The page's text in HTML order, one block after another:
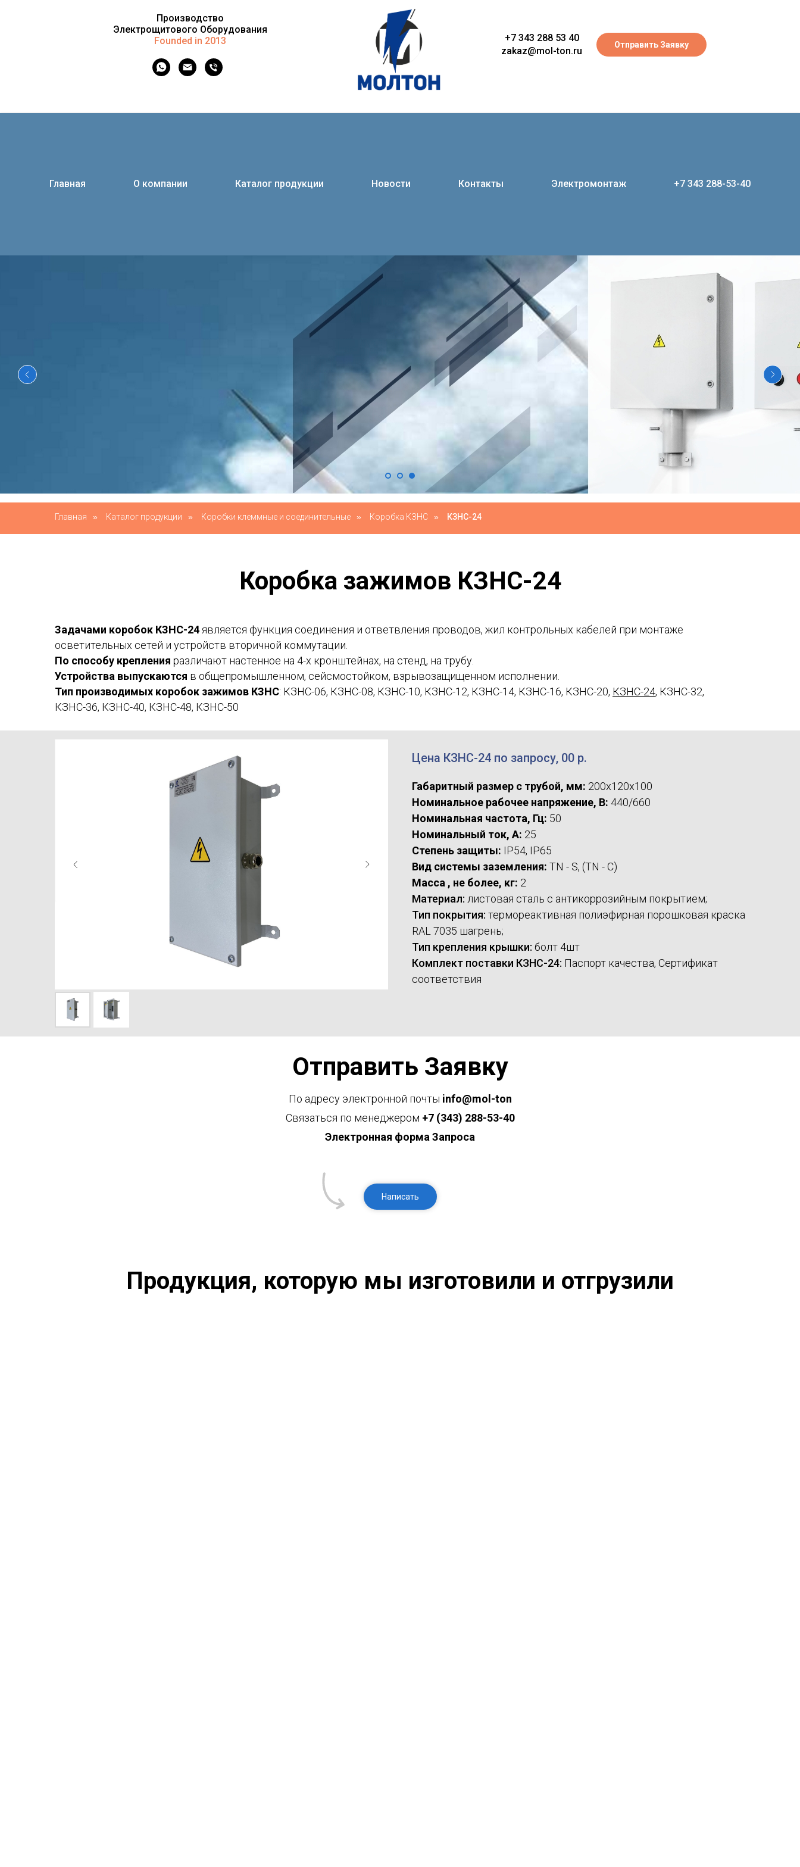
Производство
Электрощитового Оборудования
Founded in 2013
+7 343 288 53 40
zakaz@mol-ton.ru
Отправить Заявку
Главная О компании Каталог продукции Новости Контакты Электромонтаж +7 343 288-53-40
Узел коммутации УКП
Из наличия и под заказ до 7 дней
Главная » Каталог продукции » Коробки клеммные и соединительные » Коробка КЗНС » КЗНС-24
Коробка зажимов КЗНС-24
Задачами коробок КЗНС-24 является функция соединения и ответвления проводов, жил контрольных кабелей при монтаже
осветительных сетей и устройств вторичной коммутации.
По способу крепления различают настенное на 4-х кронштейнах, на стенд, на трубу.
Устройства выпускаются в общепромышленном, сейсмостойком, взрывозащищенном исполнении.
Тип производимых коробок зажимов КЗНС: КЗНС-06, КЗНС-08, КЗНС-10, КЗНС-12, КЗНС-14, КЗНС-16, КЗНС-20, КЗНС-24, КЗНС-32,
КЗНС-36, КЗНС-40, КЗНС-48, КЗНС-50
Цена КЗНС-24 по запросу, 00 р.
Габаритный размер с трубой, мм: 200х120х100
Номинальное рабочее напряжение, В: 440/660
Номинальная частота, Гц: 50
Номинальный ток, А: 25
Степень защиты: IP54, IP65
Вид системы заземления: TN - S, (ТN - С)
Масса , не более, кг: 2
Материал: листовая сталь с антикоррозийным покрытием;
Тип покрытия: термореактивная полиэфирная порошковая краска
RAL 7035 шагрень;
Тип крепления крышки: болт 4шт
Комплект поставки КЗНС-24: Паспорт качества, Сертификат
соответствия
Отправить Заявку
По адресу электронной почты info@mol-ton
Связаться по менеджером +7 (343) 288-53-40
Электронная форма Запроса
Написать
Продукция, которую мы изготовили и отгрузили